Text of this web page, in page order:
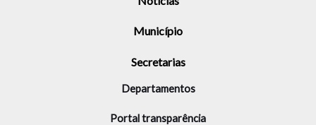
Município
Secretarias
Departamentos
Portal transparência